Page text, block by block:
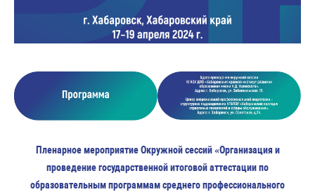
Пленарное мероприятие Окружной сессий «Организация и
проведение государственной итоговой аттестации по
образовательным программам среднего профессионального